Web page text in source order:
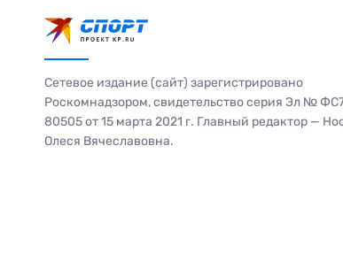
Сетевое издание (сайт) зарегистрировано
Роскомнадзором, свидетельство серия Эл №
80505 от 15 марта 2021 г. Главный редактор —
Олеся Вячеславовна.